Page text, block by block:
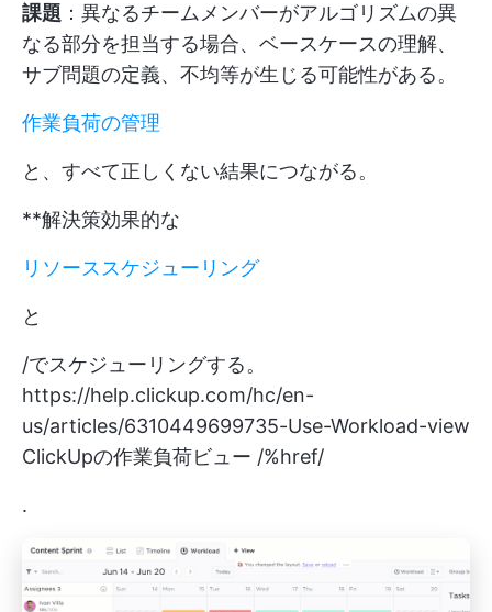
課題 ：異なるチームメンバーがアルゴリズムの異
なる部分を担当する場合、ベースケースの理解、
サブ問題の定義、不均等が生じる可能性がある。
作業負荷の管理
と、すべて正しくない結果につながる。
**解決策効果的な
リソーススケジューリング
と
/でスケジューリングする。
https://help.clickup.com/hc/en-
us/articles/6310449699735-Use-Workload-view
ClickUpの作業負荷ビュー /%href/
.